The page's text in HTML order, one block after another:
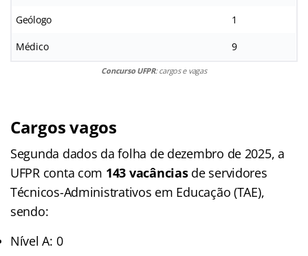
Geólogo 1
Médico 9
Concurso UFPR: cargos e vagas
Cargos vagos
Segunda dados da folha de dezembro de 2025, a
UFPR conta com 143 vacânciasde servidores
Técnicos-Administrativos em Educação (TAE),
sendo:
Nível A: 0